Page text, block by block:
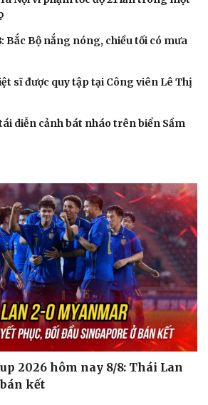
Bắc Bộ nắng nóng, chiều tối có mưa
sĩ được quy tập tại Công viên Lê Thị
diễn cảnh bát nháo trên biển Sầm
2026 hôm nay 8/8: Thái Lan
kết